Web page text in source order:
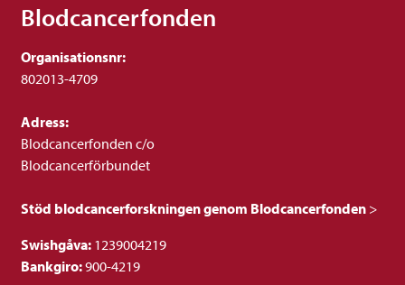
Blodcancerfonden
Organisationsnr:
802013-4709
Adress:
Blodcancerfonden c/o
Blodcancerförbundet
Stöd blodcancerforskningen genom Blodcancerfonden >
Swishgåva: 1239004219
Bankgiro:900-4219